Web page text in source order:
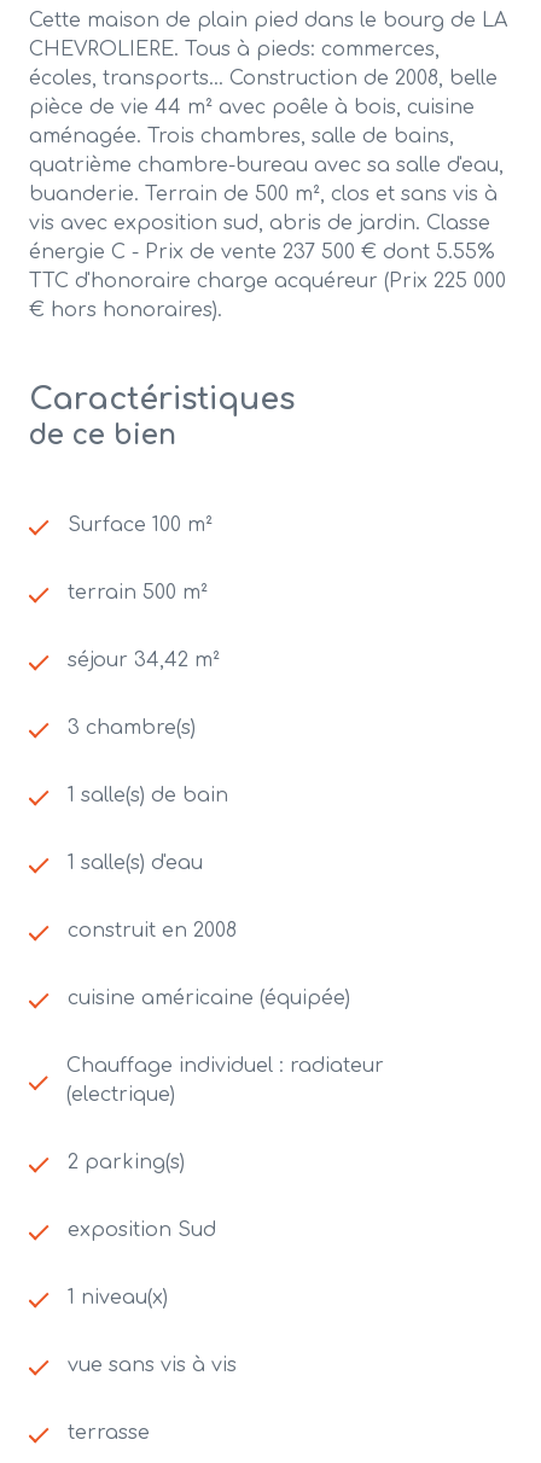
Cette maison de plain pied dans le bourg de LA
CHEVROLIERE. Tous à pieds: commerces,
écoles, transports... Construction de 2008, belle
pièce de vie 44 m² avec poêle à bois, cuisine
aménagée. Trois chambres, salle de bains,
quatrième chambre-bureau avec sa salle d'eau,
buanderie. Terrain de 500 m², clos et sans vis à
vis avec exposition sud, abris de jardin. Classe
énergie C - Prix de vente 237 500 € dont 5.55%
TTC d'honoraire charge acquéreur (Prix 225 000
€ hors honoraires).
Caractéristiques
de ce bien
Surface 100 m²
terrain 500 m²
séjour 34,42 m²
3 chambre(s)
1 salle(s) de bain
1 salle(s) d'eau
construit en 2008
cuisine américaine (équipée)
Chauffage individuel : radiateur
(electrique)
2 parking(s)
exposition Sud
1 niveau(x)
vue sans vis à vis
terrasse